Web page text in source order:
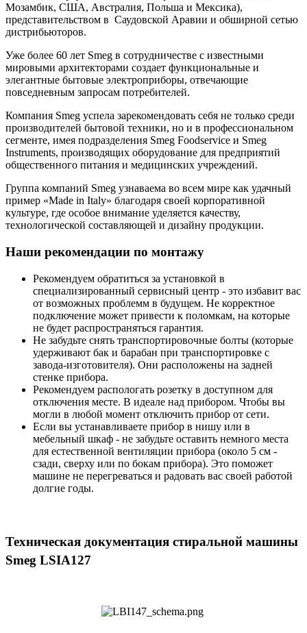
Мозамбик, США, Австралия, Польша и Мексика),
представительством в Саудовской Аравии и обширной сетью
дистрибьюторов.
Уже более 60 лет Smeg в сотрудничестве с известными
мировыми архитекторами создает функциональные и
элегантные бытовые электроприборы, отвечающие
повседневным запросам потребителей.
Компания Smeg успела зарекомендовать себя не только среди
производителей бытовой техники, но и в профессиональном
сегменте, имея подразделения Smeg Foodservice и Smeg
Instruments, производящих оборудование для предприятий
общественного питания и медицинских учреждений.
Группа компаний Smeg узнаваема во всем мире как удачный
пример «Made in Italy» благодаря своей корпоративной
культуре, где особое внимание уделяется качеству,
технологической составляющей и дизайну продукции.
Наши рекомендации по монтажу
Рекомендуем обратиться за установкой в
специализированный сервисный центр - это избавит вас
от возможных проблемм в будущем. Не корректное
подключение может привести к поломкам, на которые
не будет распространяться гарантия.
Не забудьте снять транспортировочные болты (которые
удерживают бак и барабан при транспортировке с
завода-изготовителя). Они расположены на задней
стенке прибора.
Рекомендуем распологать розетку в доступном для
отключения месте. В идеале над прибором. Чтобы вы
могли в любой момент отключить прибор от сети.
Если вы устанавливаете прибор в нишу или в
мебельный шкаф - не забудьте оставить немного места
для естественной вентиляции прибора (около 5 см -
сзади, сверху или по бокам прибора). Это поможет
машине не перегреваться и радовать вас своей работой
долгие годы.
Техническая документация стиральной машины
Smeg LSIA127